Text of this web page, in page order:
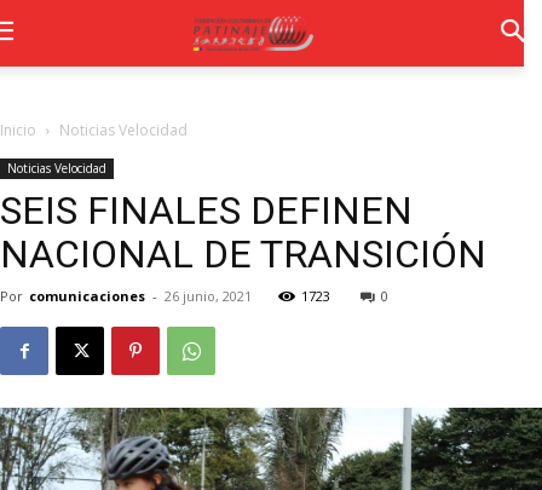
Inicio Noticias Velocidad
Noticias Velocidad
SEIS FINALES DEFINEN
NACIONAL DE TRANSICIÓN
Por comunicaciones - 26 junio, 2021 1723 0